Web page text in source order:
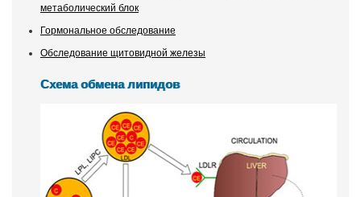
метаболический блок
Гормональное обследование
Обследование щитовидной железы
Схема обмена липидов